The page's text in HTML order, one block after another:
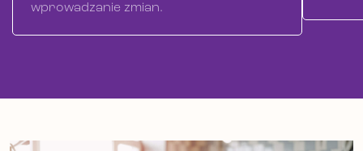
wprowadzanie zmian.